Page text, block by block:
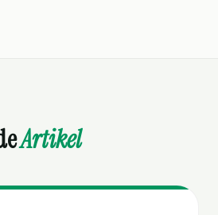
Artikel